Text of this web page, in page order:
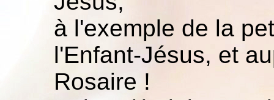
à l'exemple de la
l'Enfant-Jésus, et
Rosaire !